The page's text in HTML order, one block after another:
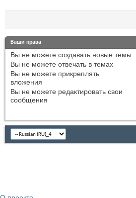
Ваши права
Вы не можете создавать новые темы
Вы не можете отвечать в темах
Вы не можете прикреплять
вложения
Вы не можете редактировать свои
сообщения